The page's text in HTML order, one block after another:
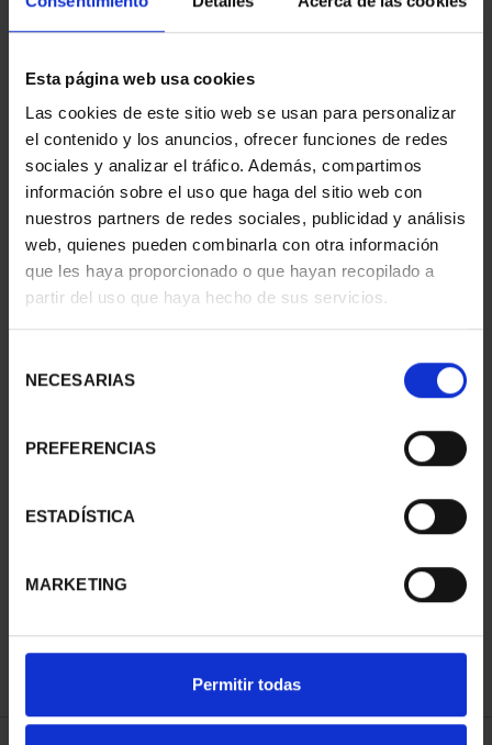
Esta página web usa cookies
Las cookies de este sitio web se usan para personalizar
el contenido y los anuncios, ofrecer funciones de redes
sociales y analizar el tráfico. Además, compartimos
información sobre el uso que haga del sitio web con
nuestros partners de redes sociales, publicidad y análisis
web, quienes pueden combinarla con otra información
que les haya proporcionado o que hayan recopilado a
partir del uso que haya hecho de sus servicios.
NECESARIAS
PREFERENCIAS
ESTADÍSTICA
MARKETING
Permitir todas
275 ANIVERSARIO DE
GOYA (2021) PERRO
153,00 €
275 ANIVERSARIO DE
GOYA (2021) LA
COMETA
153,00 €
275 ANIVERSARIO DE
153,00 €